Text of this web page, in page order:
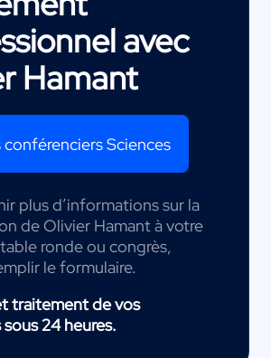
avec
Hamant
conférenciers Sciences
plus d’informations sur la
de Olivier Hamant à votre
ronde ou congrès,
le formulaire.
traitement de vos
24 heures.